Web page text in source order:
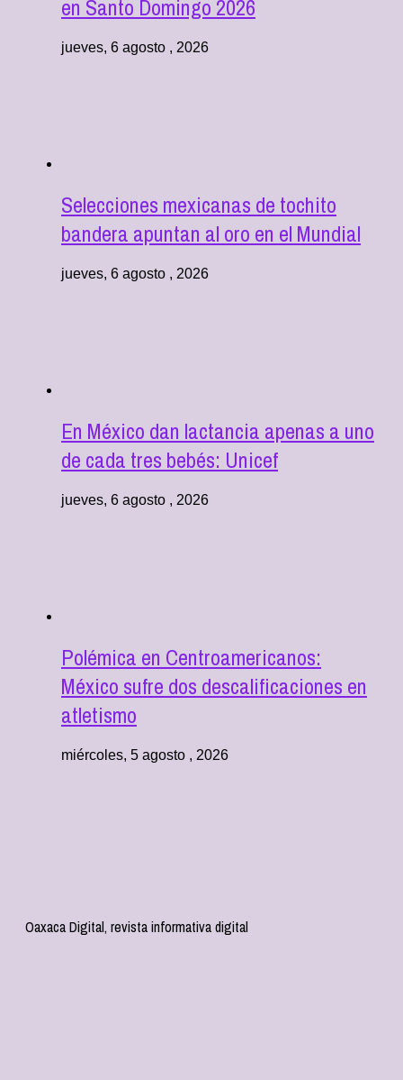
en Santo Domingo 2026
jueves, 6 agosto , 2026
Selecciones mexicanas de tochito
bandera apuntan al oro en el Mundial
jueves, 6 agosto , 2026
En México dan lactancia apenas a uno
de cada tres bebés: Unicef
jueves, 6 agosto , 2026
Polémica en Centroamericanos:
México sufre dos descalificaciones en
atletismo
miércoles, 5 agosto , 2026
Oaxaca Digital, revista informativa digital